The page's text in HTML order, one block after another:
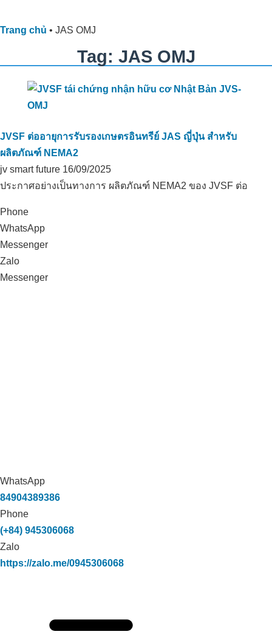
Trang chủ • JAS OMJ
Tag: JAS OMJ
JVSF ต่ออายุการรับรองเกษตรอินทรีย์ JAS ญี่ปุ่น สำหรับ
ผลิตภัณฑ์ NEMA2
jv smart future 16/09/2025
ประกาศอย่างเป็นทางการ ผลิตภัณฑ์ NEMA2 ของ JVSF ต่อ
Phone
WhatsApp
Messenger
Zalo
Messenger
WhatsApp
84904389386
Phone
(+84) 945306068
Zalo
https://zalo.me/0945306068